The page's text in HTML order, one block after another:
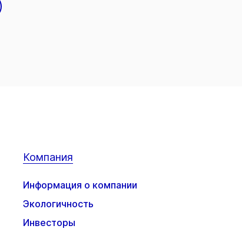
Компания
Информация о компании
Экологичность
Инвесторы